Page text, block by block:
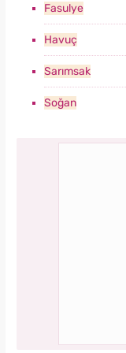
Fasulye
Havuç
Sarımsak
Soğan